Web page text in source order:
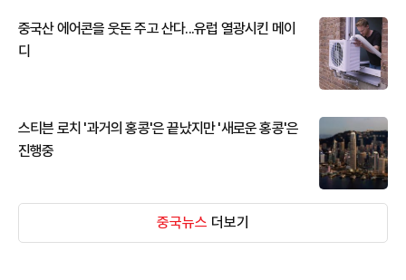
중국산 에어콘을 웃돈 주고 산다...유럽 열광시킨 메이
디
스티븐 로치 '과거의 홍콩'은 끝났지만 '새로운 홍콩'은
진행중
중국뉴스 더보기